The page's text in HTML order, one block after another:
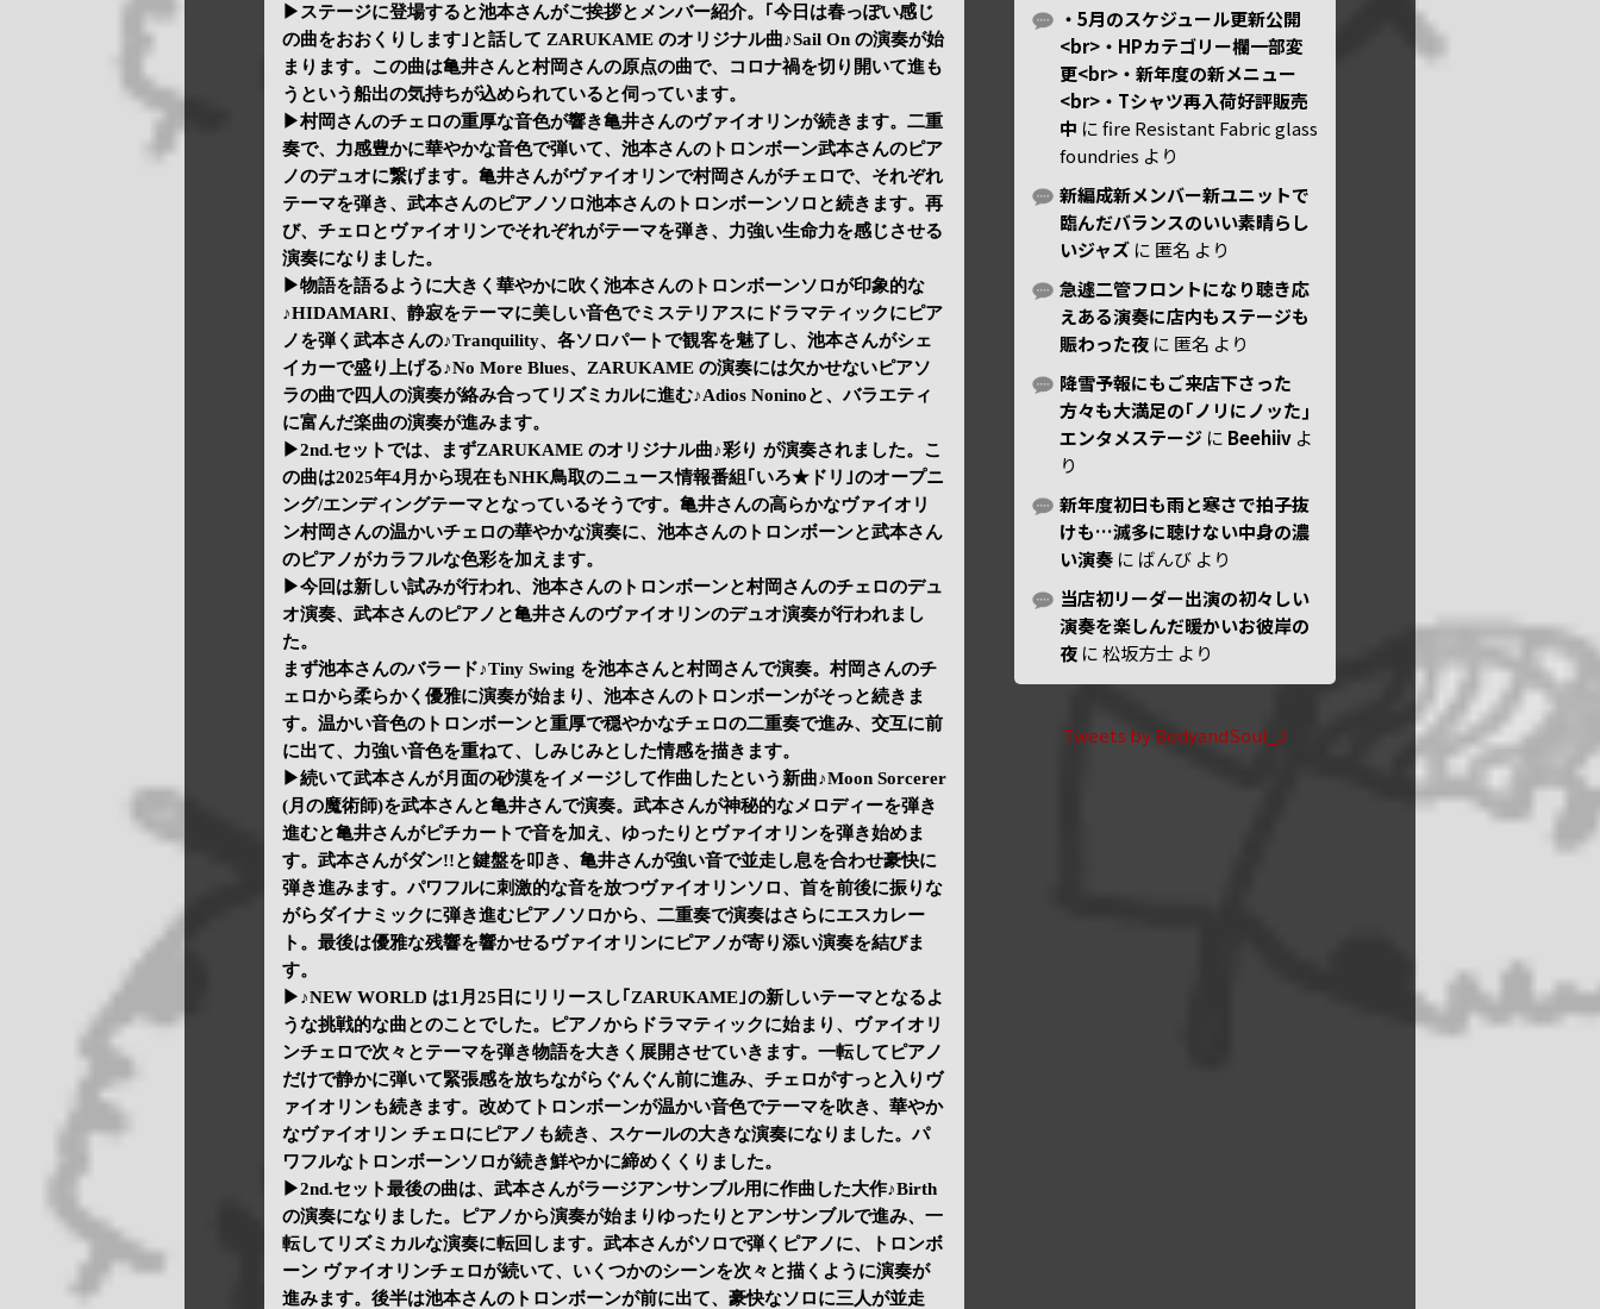
▶ステージに登場すると池本さんがご挨拶とメンバー紹介。｢今日は春っぽい感じ
の曲をおおくりします｣と話して ZARUKAME のオリジナル曲♪Sail On の演奏が始
まります。この曲は亀井さんと村岡さんの原点の曲で、コロナ禍を切り開いて進も
うという船出の気持ちが込められていると伺っています。
▶村岡さんのチェロの重厚な音色が響き亀井さんのヴァイオリンが続きます。二重
奏で、力感豊かに華やかな音色で弾いて、池本さんのトロンボーン武本さんのピア
ノのデュオに繋げます。亀井さんがヴァイオリンで村岡さんがチェロで、それぞれ
テーマを弾き、武本さんのピアノソロ池本さんのトロンボーンソロと続きます。再
び、チェロとヴァイオリンでそれぞれがテーマを弾き、力強い生命力を感じさせる
演奏になりました。
▶物語を語るように大きく華やかに吹く池本さんのトロンボーンソロが印象的な
♪HIDAMARI、静寂をテーマに美しい音色でミステリアスにドラマティックにピア
ノを弾く武本さんの♪Tranquility、各ソロパートで観客を魅了し、池本さんがシェ
イカーで盛り上げる♪No More Blues、ZARUKAME の演奏には欠かせないピアソ
ラの曲で四人の演奏が絡み合ってリズミカルに進む♪Adios Noninoと、バラエティ
に富んだ楽曲の演奏が進みます。
▶2nd.セットでは、まずZARUKAME のオリジナル曲♪彩り が演奏されました。こ
の曲は2025年4月から現在もNHK鳥取のニュース情報番組｢いろ★ドリ｣のオープニ
ング/エンディングテーマとなっているそうです。亀井さんの高らかなヴァイオリ
ン村岡さんの温かいチェロの華やかな演奏に、池本さんのトロンボーンと武本さん
のピアノがカラフルな色彩を加えます。
▶今回は新しい試みが行われ、池本さんのトロンボーンと村岡さんのチェロのデュ
オ演奏、武本さんのピアノと亀井さんのヴァイオリンのデュオ演奏が行われまし
た。
まず池本さんのバラード♪Tiny Swing を池本さんと村岡さんで演奏。村岡さんのチ
ェロから柔らかく優雅に演奏が始まり、池本さんのトロンボーンがそっと続きま
す。温かい音色のトロンボーンと重厚で穏やかなチェロの二重奏で進み、交互に前
に出て、力強い音色を重ねて、しみじみとした情感を描きます。
▶続いて武本さんが月面の砂漠をイメージして作曲したという新曲♪Moon Sorcerer
(月の魔術師)を武本さんと亀井さんで演奏。武本さんが神秘的なメロディーを弾き
進むと亀井さんがピチカートで音を加え、ゆったりとヴァイオリンを弾き始めま
す。武本さんがダン!!と鍵盤を叩き、亀井さんが強い音で並走し息を合わせ豪快に
弾き進みます。パワフルに刺激的な音を放つヴァイオリンソロ、首を前後に振りな
がらダイナミックに弾き進むピアノソロから、二重奏で演奏はさらにエスカレー
ト。最後は優雅な残響を響かせるヴァイオリンにピアノが寄り添い演奏を結びま
す。
▶♪NEW WORLD は1月25日にリリースし｢ZARUKAME｣の新しいテーマとなるよ
うな挑戦的な曲とのことでした。ピアノからドラマティックに始まり、ヴァイオリ
ンチェロで次々とテーマを弾き物語を大きく展開させていきます。一転してピアノ
だけで静かに弾いて緊張感を放ちながらぐんぐん前に進み、チェロがすっと入りヴ
ァイオリンも続きます。改めてトロンボーンが温かい音色でテーマを吹き、華やか
なヴァイオリン チェロにピアノも続き、スケールの大きな演奏になりました。パ
ワフルなトロンボーンソロが続き鮮やかに締めくくりました。
▶2nd.セット最後の曲は、武本さんがラージアンサンブル用に作曲した大作♪Birth
の演奏になりました。ピアノから演奏が始まりゆったりとアンサンブルで進み、一
転してリズミカルな演奏に転回します。武本さんがソロで弾くピアノに、トロンボ
ーン ヴァイオリンチェロが続いて、いくつかのシーンを次々と描くように演奏が
進みます。後半は池本さんのトロンボーンが前に出て、豪快なソロに三人が並走
・5月のスケジュール更新公開
<br>・HPカテゴリー欄一部変
更<br>・新年度の新メニュー
<br>・Tシャツ再入荷好評販売
中 にfire Resistant Fabric glass
foundries より
新編成新メンバー新ユニットで
臨んだバランスのいい素晴らし
いジャズ に 匿名 より
急遽二管フロントになり聴き応
えある演奏に店内もステージも
賑わった夜 に 匿名 より
降雪予報にもご来店下さった
方々も大満足の｢ノリにノッた｣
エンタメステージ に Beehiiv よ
り
新年度初日も雨と寒さで拍子抜
けも…滅多に聴けない中身の濃
い演奏 に ばんび より
当店初リーダー出演の初々しい
演奏を楽しんだ暖かいお彼岸の
夜 に松坂方士 より
Tweets by BodyandSoul_J